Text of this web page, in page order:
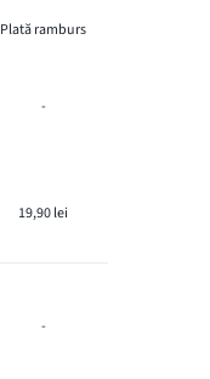
Plată ramburs
-
19,90 lei
-